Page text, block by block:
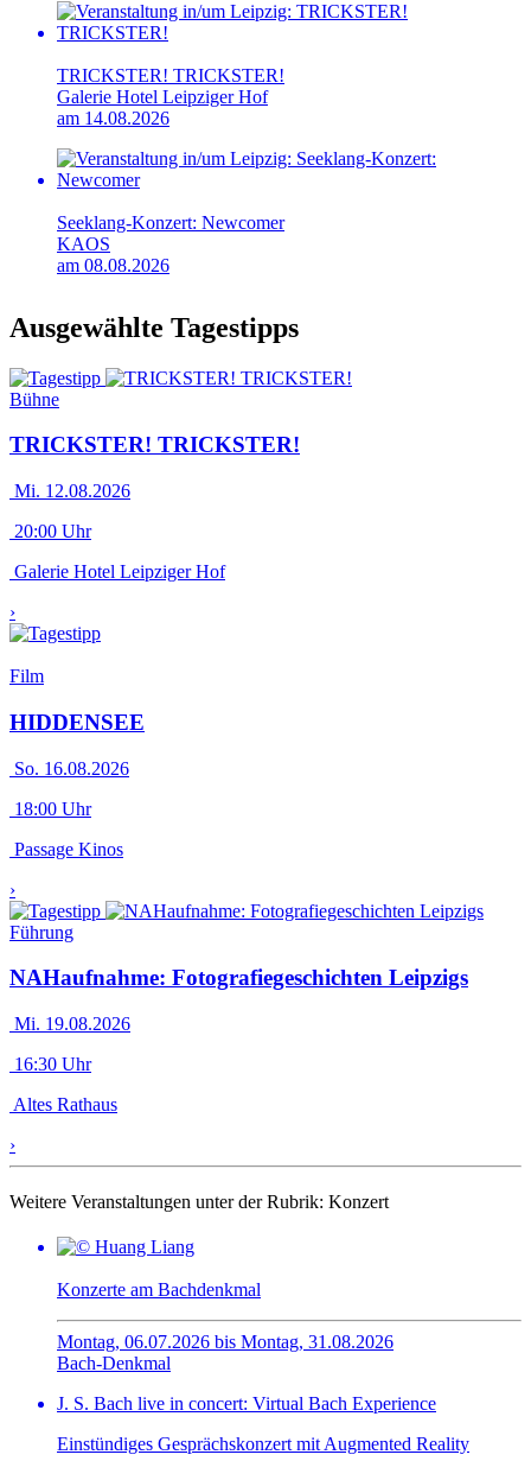
TRICKSTER! TRICKSTER!
Galerie Hotel Leipziger Hof
am 14.08.2026
Seeklang-Konzert: Newcomer
KAOS
am 08.08.2026
Ausgewählte Tagestipps
Bühne
TRICKSTER! TRICKSTER!
Mi. 12.08.2026
20:00 Uhr
Galerie Hotel Leipziger Hof
›
Film
HIDDENSEE
So. 16.08.2026
18:00 Uhr
Passage Kinos
›
Führung
NAHaufnahme: Fotografiegeschichten Leipzigs
Mi. 19.08.2026
16:30 Uhr
Altes Rathaus
›
Weitere Veranstaltungen unter der Rubrik: Konzert
Konzerte am Bachdenkmal
Montag, 06.07.2026 bis Montag, 31.08.2026
Bach-Denkmal
J. S. Bach live in concert: Virtual Bach Experience
Einstündiges Gesprächskonzert mit Augmented Reality